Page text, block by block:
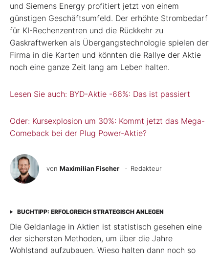
und Siemens Energy profitiert jetzt von einem
günstigen Geschäftsumfeld. Der erhöhte Strombedarf
für KI-Rechenzentren und die Rückkehr zu
Gaskraftwerken als Übergangstechnologie spielen der
Firma in die Karten und könnten die Rallye der Aktie
noch eine ganze Zeit lang am Leben halten.
Lesen Sie auch: BYD-Aktie -66%: Das ist passiert
Oder: Kursexplosion um 30%: Kommt jetzt das Mega-
Comeback bei der Plug Power-Aktie?
von Maximilian Fischer · Redakteur
BUCHTIPP: ERFOLGREICH STRATEGISCH ANLEGEN
Die Geldanlage in Aktien ist statistisch gesehen eine
der sichersten Methoden, um über die Jahre
Wohlstand aufzubauen. Wieso halten dann noch so